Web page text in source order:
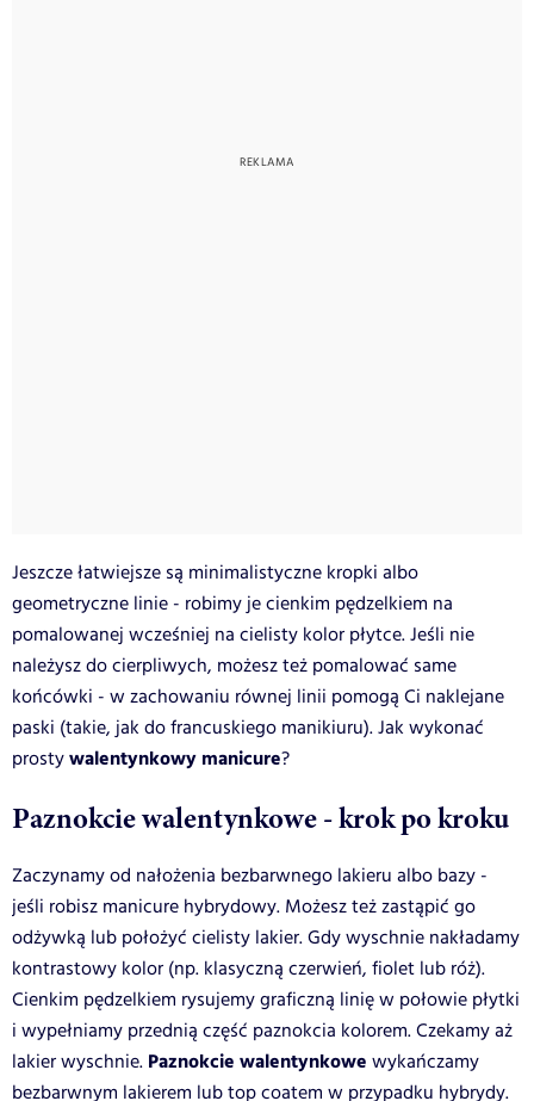
Jeszcze łatwiejsze są minimalistyczne kropki albo
geometryczne linie - robimy je cienkim pędzelkiem na
pomalowanej wcześniej na cielisty kolor płytce. Jeśli nie
należysz do cierpliwych, możesz też pomalować same
końcówki - w zachowaniu równej linii pomogą Ci naklejane
paski (takie, jak do francuskiego manikiuru). Jak wykonać
prostywalentynkowy manicure?
Paznokcie walentynkowe - krok po kroku
Zaczynamy od nałożenia bezbarwnego lakieru albo bazy -
jeśli robisz manicure hybrydowy. Możesz też zastąpić go
odżywką lub położyć cielisty lakier. Gdy wyschnie nakładamy
kontrastowy kolor (np. klasyczną czerwień, fiolet lub róż).
Cienkim pędzelkiem rysujemy graficzną linię w połowie płytki
i wypełniamy przednią część paznokcia kolorem. Czekamy aż
lakier wyschnie. Paznokcie walentynkowe wykańczamy
bezbarwnym lakierem lub top coatem w przypadku hybrydy.